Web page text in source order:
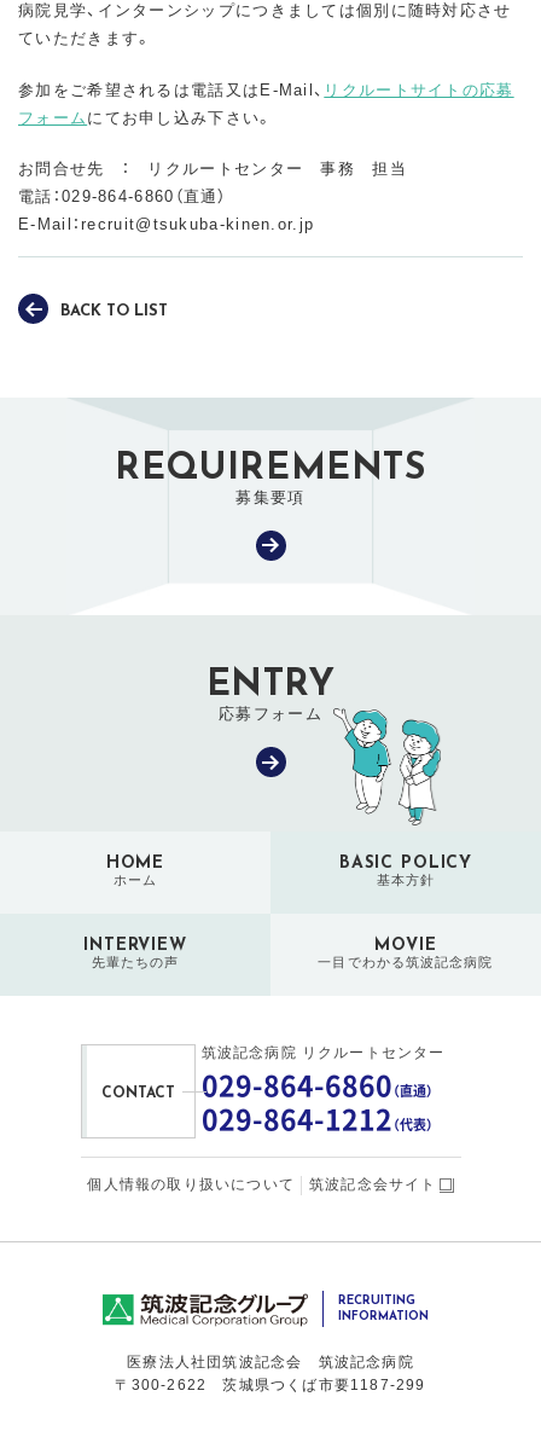
病院見学、インターンシップにつきましては個別に随時対応させ
ていただきます。
参加をご希望されるは電話又はE-Mail、 リクルートサイトの応募
フォーム にてお申し込み下さい。
お問合せ先 ： リクルートセンター 事務 担当
電話：029-864-6860（直通）
E-Mail：recruit@tsukuba-kinen.or.jp
BACK TO LIST
REQUIREMENTS
募集要項
ENTRY
応募フォーム
HOME
ホーム
BASIC POLICY
基本方針
INTERVIEW
先輩たちの声
MOVIE
一目でわかる筑波記念病院
RECRUITING
INFORMATION
医療法人社団筑波記念会 筑波記念病院
〒300-2622 茨城県つくば市要1187-299
CONTACT
筑波記念病院 リクルートセンター
029-864-6860（直通）
029-864-1212（代表）
個人情報の取り扱いについて 筑波記念会サイト